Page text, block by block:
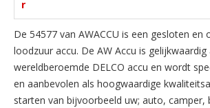
r
De 54577 van AWACCU is een gesloten en
loodzuur accu. De AW Accu is gelijkwaardig
wereldberoemde DELCO accu en wordt
en aanbevolen als hoogwaardige
starten van bijvoorbeeld uw; auto,